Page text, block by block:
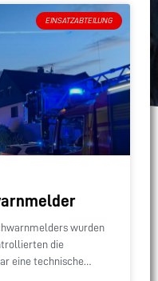
EINSATZABTEILUNG
wurden
die
eine technische